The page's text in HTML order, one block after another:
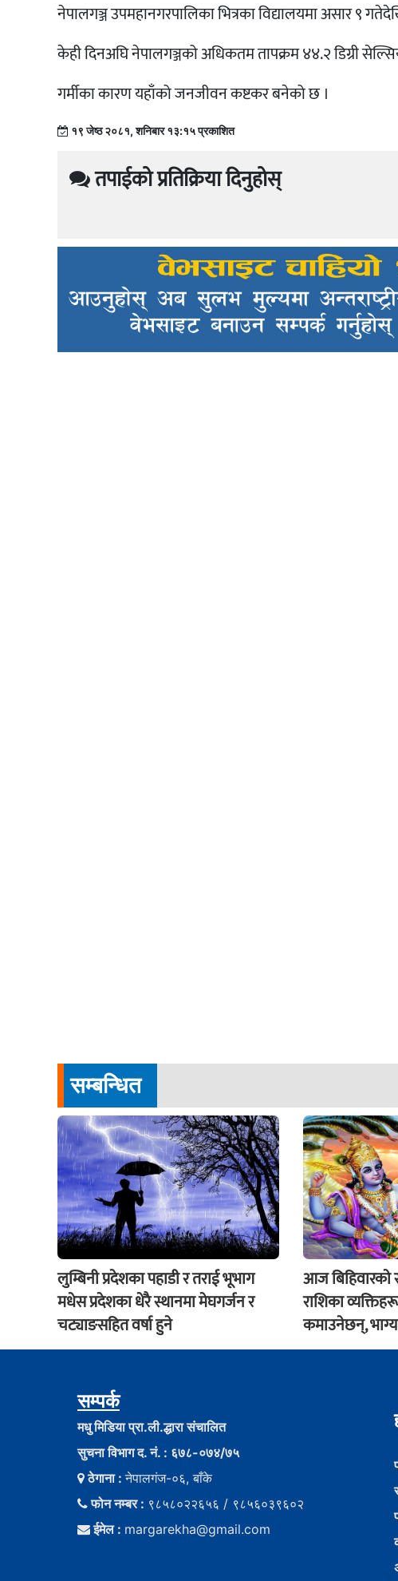
नेपालगञ्ज उपमहानगरपालिका भित्रका विद्यालयमा असार ९
केही दिनअघि नेपालगञ्जको अधिकतम तापक्रम ४४.२ डिग्री
गर्मीका कारण यहाँको जनजीवन कष्टकर बनेको छ ।
१९ जेष्ठ २०८१, शनिबार १३:१५ प्रकाशित
तपाईको प्रतिक्रिया दिनुहोस्
सम्बन्धित
लुम्बिनी प्रदेशका पहाडी र तराई भूभाग
मधेस प्रदेशका धेरै स्थानमा मेघगर्जन र
चट्याङसहित वर्षा हुने
आज बिहिवारकाे
राशिका
कमाउनेछन्,
सम्पर्क
मधु मिडिया प्रा.ली.द्धारा संचालित
सुचना विभाग द. नं. : ६७८-०७४/७५
ठेगाना :नेपालगंज-०६, बाँके
फोन नम्बर : ९८५८०२२६५६ / ९८५६०३९६०२
ईमेल : margarekha@gmail.com